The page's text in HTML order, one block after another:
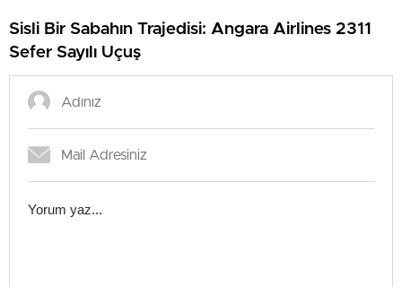
Sisli Bir Sabahın Trajedisi: Angara Airlines 2311
Sefer Sayılı Uçuş